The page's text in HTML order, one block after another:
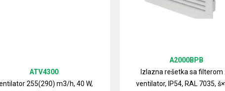
255(290) m3/h, 40 W,
ATV4300
Izlazna rešetka sa filterom
ventilator, IP54, RAL 7035,
A2000BPB